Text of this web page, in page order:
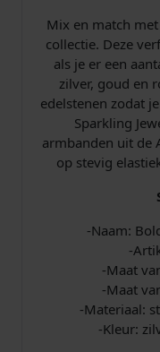
m
b
a
-
S
-
M
I
X
Mix en match
collectie. Deze
als je er een
zilver, goud en
edelstenen zodat
Sparkling
armbanden uit de
op stevig
-Naam:
-
-Maat
-Maat
-Materiaal:
-Kleur: